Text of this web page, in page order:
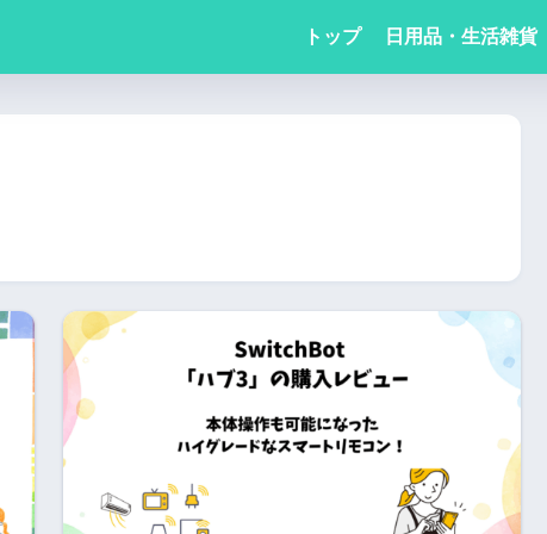
トップ 日用品・生活雑貨